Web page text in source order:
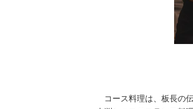
コース料理は、板長の